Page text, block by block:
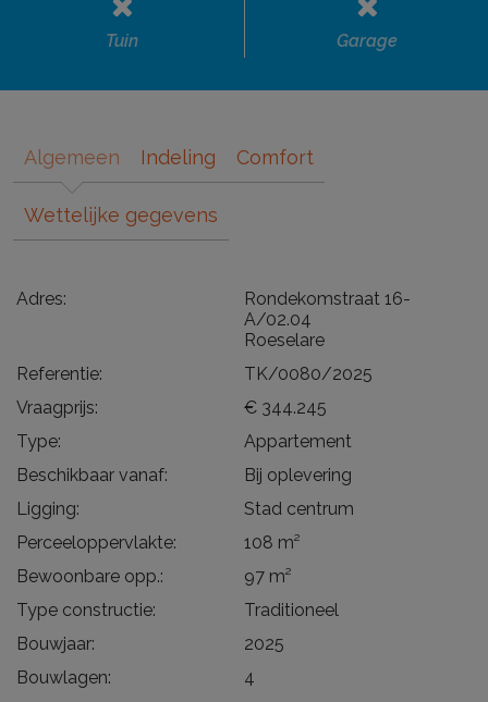
Tuin Garage
Algemeen Indeling Comfort
Wettelijke gegevens
Adres:
Rondekomstraat 16-
A/02.04
Roeselare
Referentie:
TK/0080/2025
Vraagprijs:
€ 344.245
Type:
Appartement
Beschikbaar vanaf:
Bij oplevering
Ligging:
Stad centrum
Perceeloppervlakte:
108 m²
Bewoonbare opp.:
97 m²
Type constructie:
Traditioneel
Bouwjaar:
2025
Bouwlagen:
4